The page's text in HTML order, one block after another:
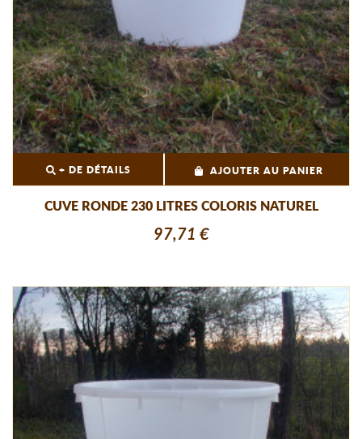
+ DE DÉTAILS AJOUTER AU PANIER
CUVE RONDE 230 LITRES COLORIS NATUREL
97,71 €